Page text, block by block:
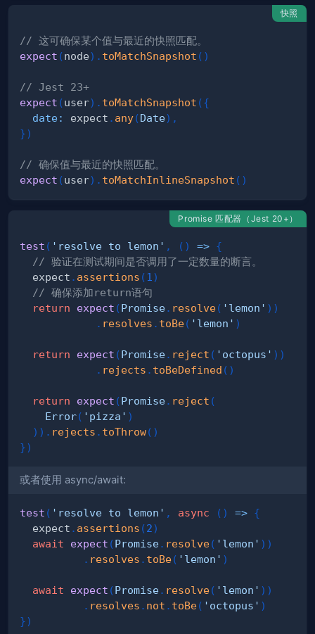
快照
// 这可确保某个值与最近的快照匹配。
expect (node) . toMatchSnapshot ( )
// Jest 23+
expect (user) . toMatchSnapshot ({
date: expect . any(Date) ,
})
// 确保值与最近的快照匹配。
expect (user) . toMatchInlineSnapshot ( )
Promise 匹配器（Jest 20+）
test ( 'resolve to lemon' , ( ) => {
// 验证在测试期间是否调用了一定数量的断言。
  expect
. assertions (1 )
// 确保添加return语句
return
expect (Promise. resolve( 'lemon' ) )
. resolves . toBe( 'lemon' )
return expect (Promise. reject ( 'octopus' ) )
. rejects . toBeDefined ( )
return expect (Promise. reject (
Error( 'pizza' )
) ) . rejects . toThrow( )
})
或者使用 async/await:
test ( 'resolve to lemon' , async ( ) => {
  expect
. assertions (2)
await
expect (Promise. resolve( 'lemon' ) )
. resolves . toBe( 'lemon' )
await expect (Promise. resolve( 'lemon' ) )
. resolves . not . toBe( 'octopus' )
})